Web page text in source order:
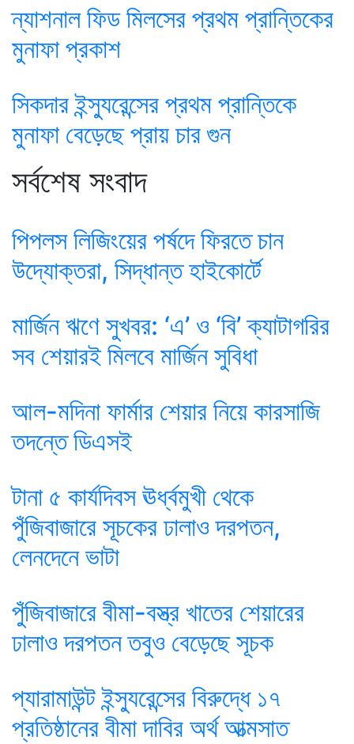
ন্যাশনাল ফিড মিলসের প্রথম প্রান্তিকের
মুনাফা প্রকাশ
সিকদার ইন্স্যুরেন্সের প্রথম প্রান্তিকে
মুনাফা বেড়েছে প্রায় চার গুন
সর্বশেষ সংবাদ
পিপলস লিজিংয়ের পর্ষদে ফিরতে চান
উদ্যোক্তরা, সিদ্ধান্ত হাইকোর্টে
মার্জিন ঋণে সুখবর: ‘এ’ ও ‘বি’ ক্যাটাগরির
সব শেয়ারই মিলবে মার্জিন সুবিধা
আল-মদিনা ফার্মার শেয়ার নিয়ে কারসাজি
তদন্তে ডিএসই
টানা ৫ কার্যদিবস ঊর্ধ্বমুখী থেকে
পুঁজিবাজারে সূচকের ঢালাও দরপতন,
লেনদেনে ভাটা
পুঁজিবাজারে বীমা-বস্ত্র খাতের শেয়ারের
ঢালাও দরপতন তবুও বেড়েছে সূচক
প্যারামাউন্ট ইন্স্যুরেন্সের বিরুদ্ধে ১৭
প্রতিষ্ঠানের বীমা দাবির অর্থ আত্মসাত